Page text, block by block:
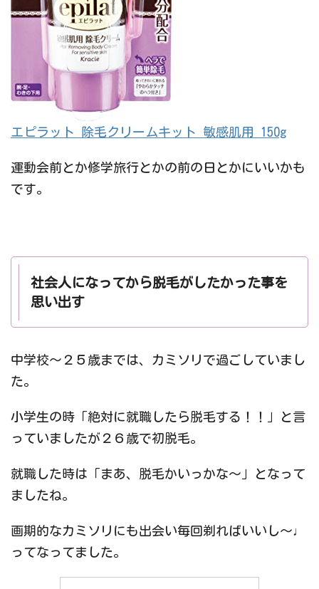
エピラット 除毛クリームキット 敏感肌用 150g
運動会前とか修学旅行とかの前の日とかにいいかも
です。
社会人になってから脱毛がしたかった事を
思い出す
中学校～２５歳までは、カミソリで過ごしていまし
た。
小学生の時「絶対に就職したら脱毛する！！」と言
っていましたが２６歳で初脱毛。
就職した時は「まあ、脱毛かいっかな～」となって
ましたね。
画期的なカミソリにも出会い毎回剃ればいいし〜♩
ってなってました。